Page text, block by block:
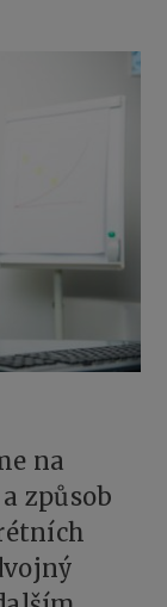
na
způsob